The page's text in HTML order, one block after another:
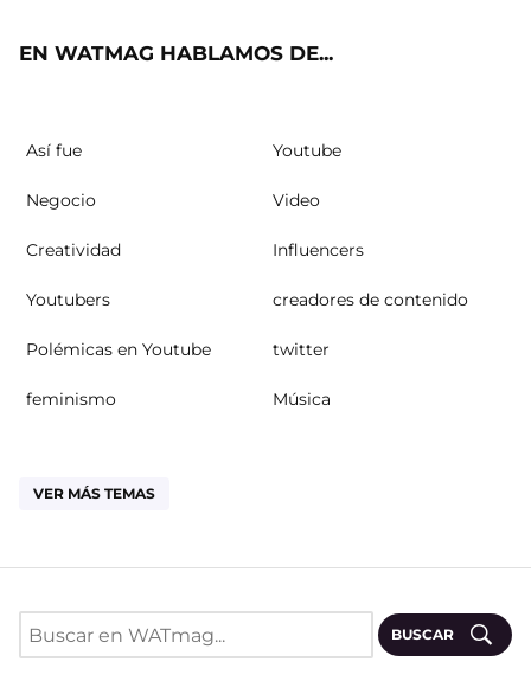
EN WATMAG HABLAMOS DE...
Así fue Youtube
Negocio Video
Creatividad Influencers
Youtubers creadores de contenido
Polémicas en Youtube twitter
feminismo Música
VER MÁS TEMAS
BUSCAR